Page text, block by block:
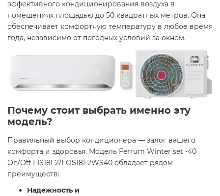
эффективного кондиционирования воздуха в
помещениях площадью до 50 квадратных метров. Она
обеспечивает комфортную температуру в любое время
года, независимо от погодных условий за окном.​
Почему стоит выбрать именно эту
модель?
Правильный выбор кондиционера — залог вашего
комфорта и здоровья. Модель Ferrum Winter set -40
On/Off FIS18F2/FOS18F2WS40 обладает рядом
преимуществ:​
Надежность и